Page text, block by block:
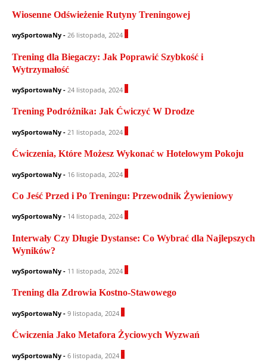
Wiosenne Odświeżenie Rutyny Treningowej
wySportowaNy - 26 listopada, 2024
Trening dla Biegaczy: Jak Poprawić Szybkość i
Wytrzymałość
wySportowaNy - 24 listopada, 2024
Trening Podróżnika: Jak Ćwiczyć W Drodze
wySportowaNy - 21 listopada, 2024
Ćwiczenia, Które Możesz Wykonać w Hotelowym Pokoju
wySportowaNy - 16 listopada, 2024
Co Jeść Przed i Po Treningu: Przewodnik Żywieniowy
wySportowaNy - 14 listopada, 2024
Interwały Czy Długie Dystanse: Co Wybrać dla Najlepszych
Wyników?
wySportowaNy - 11 listopada, 2024
Trening dla Zdrowia Kostno-Stawowego
wySportowaNy - 9 listopada, 2024
Ćwiczenia Jako Metafora Życiowych Wyzwań
wySportowaNy - 6 listopada, 2024